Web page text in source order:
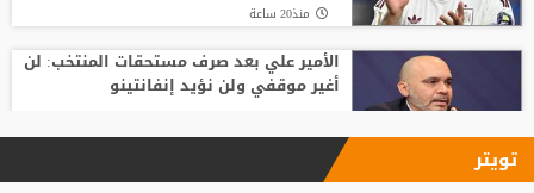
منذ20 ساعة
الأمير علي بعد صرف مستحقات المنتخب: لن
أغير موقفي ولن نؤيد إنفانتينو
تويتر